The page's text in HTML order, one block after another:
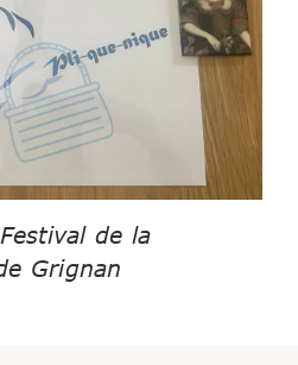
de la
Grignan